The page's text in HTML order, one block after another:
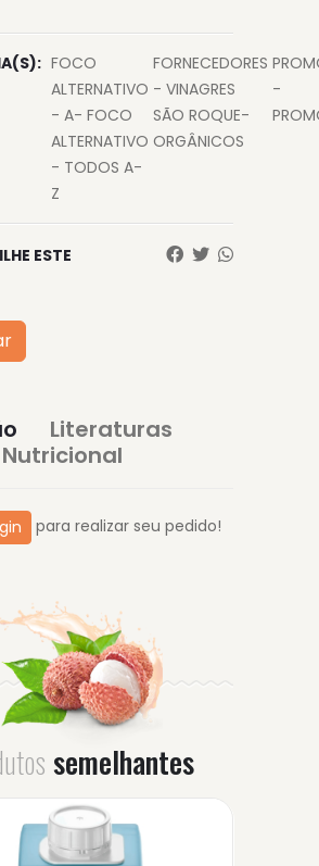
FOCO
ALTERNATIVO
- A- FOCO
ALTERNATIVO
- TODOS A-
Z
FORNECEDORES
- VINAGRES
SÃO ROQUE-
ORGÂNICOS
-
ESTE
Literaturas
para realizar seu pedido!
semelhantes